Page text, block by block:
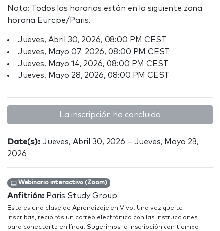
Nota: Todos los horarios están en la siguiente zona
horaria Europe/Paris.
Jueves, Abril 30, 2026, 08:00 PM CEST
Jueves, Mayo 07, 2026, 08:00 PM CEST
Jueves, Mayo 14, 2026, 08:00 PM CEST
Jueves, Mayo 28, 2026, 08:00 PM CEST
La inscripción ha concluido
Date(s): Jueves, Abril 30, 2026 – Jueves, Mayo 28,
2026
Webinario interactivo (Zoom)
Anfitrión: Paris Study Group
Esta es una clase de Aprendizaje en Vivo. Una vez que te
inscribas, recibirás un correo electrónico con las instrucciones
para conectarte en línea. Sugerimos la inscripción con tiempo